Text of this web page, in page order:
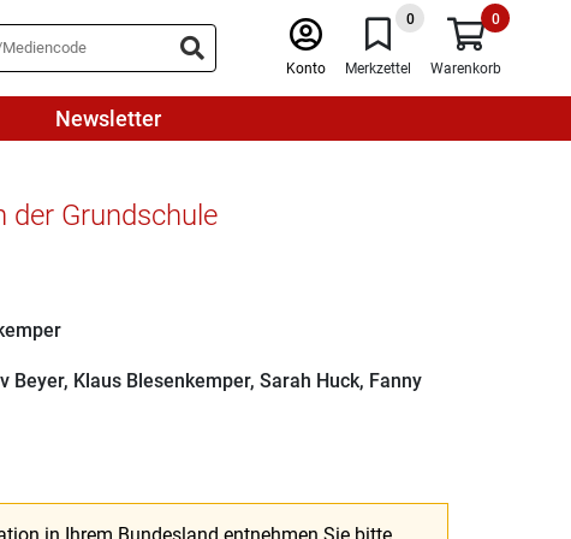
Konto
0
Merkzettel
0
Warenkorb
Newsletter
der Grundschule
Beyer, Klaus Blesenkemper, Sarah Huck, Fanny